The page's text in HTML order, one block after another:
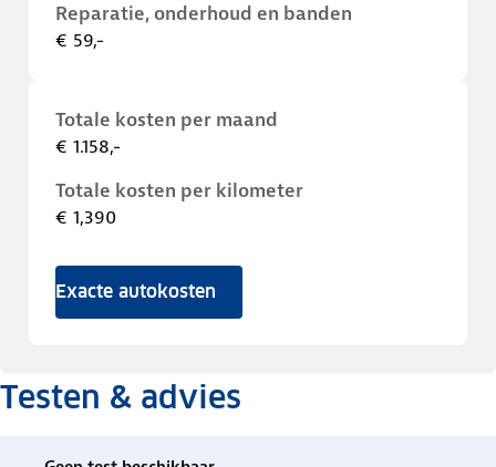
Reparatie, onderhoud en banden
€ 59,-
Totale kosten per maand
€ 1.158,-
Totale kosten per kilometer
€ 1,390
Exacte autokosten
Testen & advies